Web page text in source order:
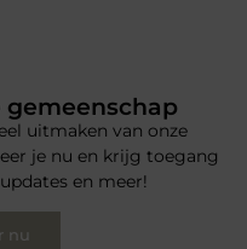
gemeenschap
uitmaken van onze
je nu en krijg toegang
en meer!
nu